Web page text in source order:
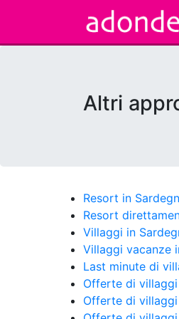
Altri
Resort in
Resort
Villaggi in
Villaggi vacanze
Last minute di
Offerte di villaggi
Offerte di